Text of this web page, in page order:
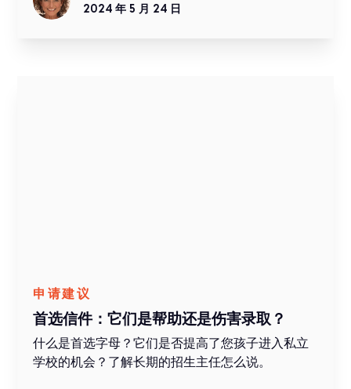
2024 年 5 月 24 日
申请建议
首选信件：它们是帮助还是伤害录取？
什么是首选字母？它们是否提高了您孩子进入私立
学校的机会？了解长期的招生主任怎么说。